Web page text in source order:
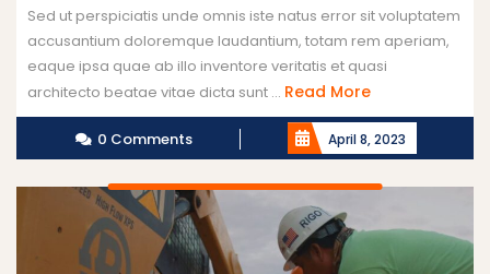
Sed ut perspiciatis unde omnis iste natus error sit voluptatem
accusantium doloremque laudantium, totam rem aperiam,
eaque ipsa quae ab illo inventore veritatis et quasi
architecto beatae vitae dicta sunt ... Read More
0 Comments April 8, 2023